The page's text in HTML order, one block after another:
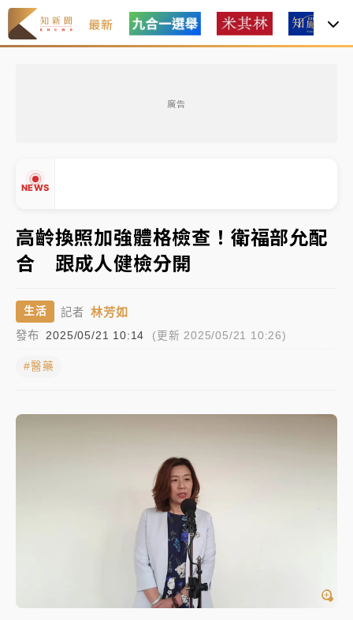
最新
廣告
NEWS
韓股最壞時期已過？大摩估去槓桿完成逾半 波動率降
至2個月低
「白海豚」雨炸新北！通報109件災情 侯友宜揭這類災
損最多
白海豚挾豪雨狂炸新北！時雨量破百毫米 水塔、雨棚
金控第2季海外曝險破31兆創高 日本年增45%居冠
「白海豚」雨炸新北！通報109件災情 侯友宜揭這類災
白海豚挾豪雨狂炸新北！時雨量破百毫米 水塔、雨棚
高齡換照加強體格檢查！衛福部允配
合 跟成人健檢分開
生活 記者 林芳如
發布 2025/05/21 10:14 (更新 2025/05/21 10:26)
#醫藥